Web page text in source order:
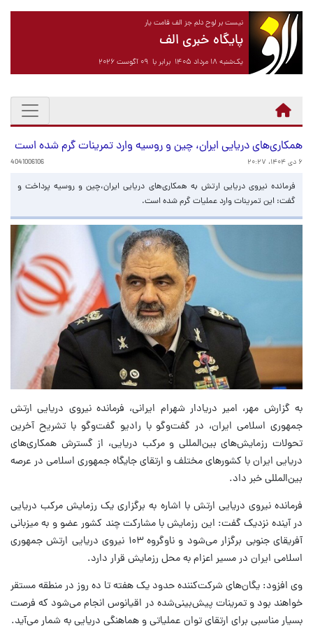
نیست بر لوح دلم جز الف قامت یار
پایگاه خبری الف
یک‌شنبه ۱۸ مرداد ۱۴۰۵ برابر با ۰۹ آگوست ۲۰۲۶
همکاری‌های دریایی ایران، چین و روسیه وارد تمرینات گرم شده است
۶ دی ۱۴۰۴، ۲۰:۲۷ 4041006106
فرمانده نیروی دریایی ارتش به همکاری‌های دریایی ایران،چین و روسیه پرداخت و
گفت: این تمرینات وارد عملیات گرم شده است.
به گزارش مهر، امیر دریادار شهرام ایرانی، فرمانده نیروی دریایی ارتش
جمهوری اسلامی ایران، در گفت‌وگو با رادیو گفت‌وگو با تشریح آخرین
تحولات رزمایش‌های بین‌المللی و مرکب دریایی، از گسترش همکاری‌های
دریایی ایران با کشورهای مختلف و ارتقای جایگاه جمهوری اسلامی در عرصه
بین‌المللی خبر داد.
فرمانده نیروی دریایی ارتش با اشاره به برگزاری یک رزمایش مرکب دریایی
در آینده نزدیک گفت: این رزمایش با مشارکت چند کشور عضو و به میزبانی
آفریقای جنوبی برگزار می‌شود و ناوگروه ۱۰۳ نیروی دریایی ارتش جمهوری
اسلامی ایران در مسیر اعزام به محل رزمایش قرار دارد.
وی افزود: یگان‌های شرکت‌کننده حدود یک هفته تا ده روز در منطقه مستقر
خواهند بود و تمرینات پیش‌بینی‌شده در اقیانوس انجام می‌شود که فرصت
بسیار مناسبی برای ارتقای توان عملیاتی و هماهنگی دریایی به شمار می‌آید.